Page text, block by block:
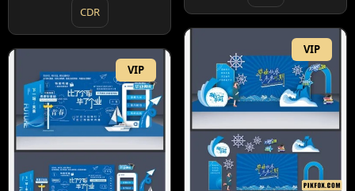
CDR
VIP
VIP